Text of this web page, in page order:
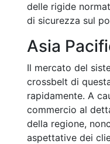
delle rigide
di sicurezza sul
Asia
Il mercato del
crossbelt di
rapidamente. A
commercio al
della regione,
aspettative dei